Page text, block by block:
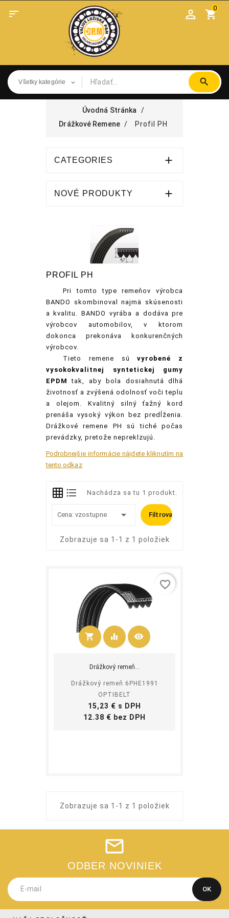
 shopping_cart
0
Úvodná Stránka
Drážkové Remene
Profil PH
CATEGORIES 
NOVÉ PRODUKTY 
PROFIL PH
Pri tomto type remeňov výrobca
BANDO skombinoval najmä skúsenosti
a kvalitu. BANDO vyrába a dodáva pre
výrobcov automobilov, v ktorom
dokonca prekonáva konkurenčných
výrobcov.
Tieto
remene súvyrobené z
vysokokvalitnej syntetickej gumy
EPDM tak, aby bola dosiahnutá dlhá
životnosť a zvýšená odolnosť voči teplu
a olejom. Kvalitný silný ťažný kord
prenáša vysoký výkon bez predĺženia.
Drážkové remene PH sú tiché počas
prevádzky, pretože nepreklzujú.
Podrobnejšie informácie nájdete kliknutím na
tento odkaz
Nachádza sa tu 1 produkt.
Cena: vzostupne  Filtrovať
Zobrazuje sa 1-1 z 1 položiek
shopping_cart
Kúpiť
equalizer visibility
Drážkový remeň...
Drážkový remeň 6PHE1991
OPTIBELT
Cena
15,23 € s DPH
12.38 € bez DPH
favorite_border
Zobrazuje sa 1-1 z 1 položiek
ODBER NOVINIEK